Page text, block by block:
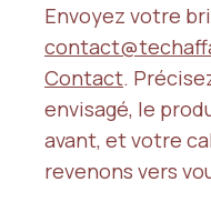
Envoyez votre
Contact.
envisagé, le
avant, et votre
revenons vers